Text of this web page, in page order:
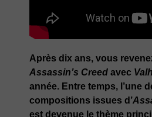
Après dix ans, vous
Assassin’s Creed avec
année. Entre temps, l’une
compositions issues d’
est devenue le thème